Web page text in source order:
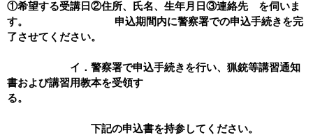
①希望する受講日②住所、氏名、生年月日③連絡先 を伺いま
す。 申込期間内に警察署での申込手続きを完
了させてください。
イ．警察署で申込手続きを行い、猟銃等講習通知
書および講習用教本を受領す
る。
下記の申込書を持参してください。